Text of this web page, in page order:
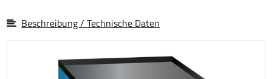
Beschreibung / Technische Daten